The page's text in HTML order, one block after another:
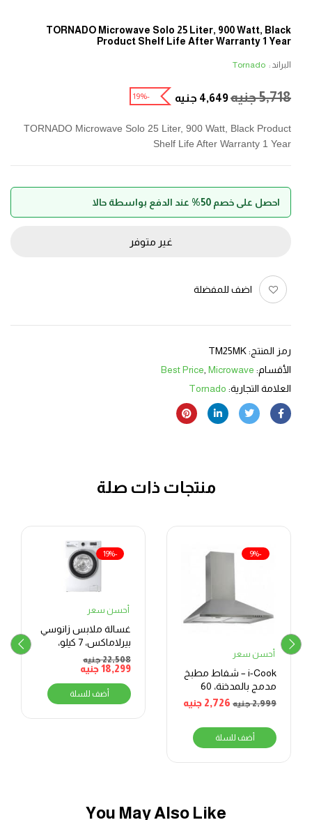
TORNADO Microwave Solo 25 Liter, 900 Watt, Black
Product Shelf Life After Warranty 1 Year
البراند : Tornado
5,718جنيه4,649 جنيه -19%
TORNADO Microwave Solo 25 Liter, 900 Watt, Black Product
Shelf Life After Warranty 1 Year
احصل على خصم 50% عند الدفع بواسطة حالا
غير متوفر
اضف للمفضلة
رمز المنتج:TM25MK
الأقسام:
Best Price Microwave
العلامة التجارية: Tornado
منتجات ذات صلة
-9%
أحسن سعر
i-Cook – شفاط مطبخ
مدمج بالمدخنة، 60
سم، فضي
2,999جنيه 2,726 جنيه
أضف للسلة
-19%
أحسن سعر
غسالة ملابس زانوسي
بيرلاماكس، 7 كيلو،
ابيض – ZWF7240WS5
22,508جنيه
18,299جنيه
أضف للسلة
You May Also Like